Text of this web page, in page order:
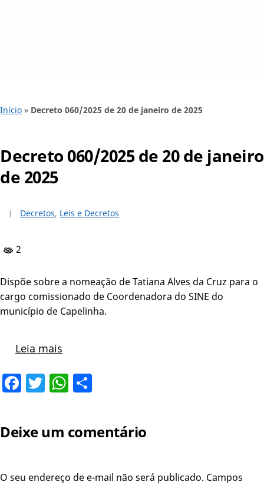
Início » Decreto 060/2025 de 20 de janeiro de 2025
Decreto 060/2025 de 20 de janeiro
de 2025
Decretos, Leis e Decretos
2
Dispõe sobre a nomeação de Tatiana Alves da Cruz para o
cargo comissionado de Coordenadora do SINE do
município de Capelinha.
Leia mais
Facebook
TwitterWhatsApp
Deixe um comentário
O seu endereço de e-mail não será publicado. Campos